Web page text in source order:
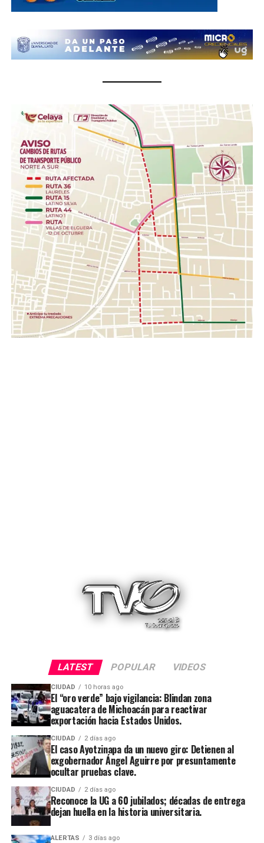
LATEST POPULAR VIDEOS
CIUDAD 10 horas ago
El “oro verde” bajo vigilancia: Blindan zona
aguacatera de Michoacán para reactivar
exportación hacia Estados Unidos.
CIUDAD 2 días ago
El caso Ayotzinapa da un nuevo giro: Detienen al
exgobernador Ángel Aguirre por presuntamente
ocultar pruebas clave.
CIUDAD 2 días ago
Reconoce la UG a 60 jubilados; décadas de entrega
dejan huella en la historia universitaria.
ALERTAS 3 días ago